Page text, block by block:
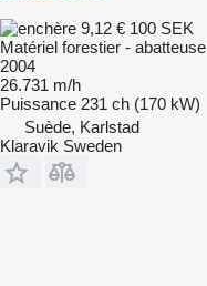
9,12 € 100 SEK
Matériel forestier - abatteuse
2004
26.731 m/h
Puissance 231 ch (170 kW)
Suède, Karlstad
Klaravik Sweden